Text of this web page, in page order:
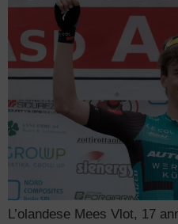
L’olandese Mees Vlot, 17